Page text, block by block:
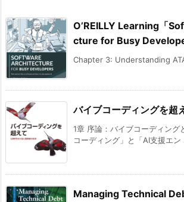
O’REILLY Learning「
cture for Busy
Chapter 3: Understanding
バイブコーディングを超
1章 序論：バイブコーディング
コーディング」と「AI支援エン
Managing Technical